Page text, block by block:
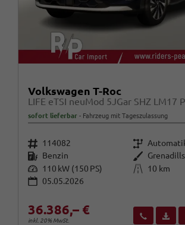
Volkswagen T-Roc
sofort lieferbar Fahrzeug mit Tageszulassung
Fahrzeugnr. 114082 Getriebe
Kraftstoff Benzin Außenfarbe
Leistung 110 kW (150 PS) Kilometerstand
10 km
05.05.2026
36.386,– €
inkl. 20% MwSt.
Wir rufen